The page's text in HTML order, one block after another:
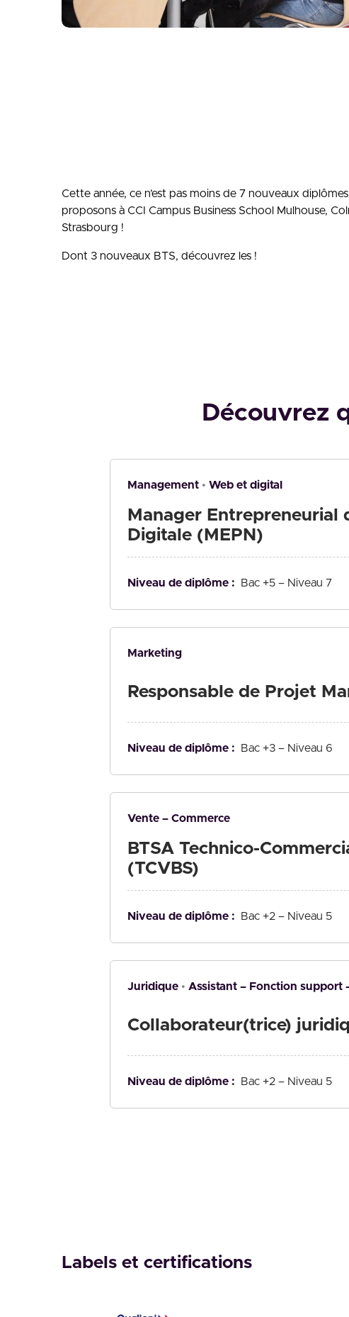
Cette année, ce n’est pas moins de 7 nouveaux
proposons à CCI Campus Business School Mulhouse,
Strasbourg !
Dont 3 nouveaux BTS, découvrez les !
Découvrez
Management Web et digital
Manager Entrepreneurial
Digitale (MEPN)
Niveau de diplôme : Bac +5 – Niveau 7
Marketing
Responsable de Projet
Niveau de diplôme : Bac +3 – Niveau 6
Vente – Commerce
BTSA Technico-
(TCVBS)
Niveau de diplôme : Bac +2 – Niveau 5
Juridique Assistant – Fonction support -
Collaborateur(trice)
Niveau de diplôme : Bac +2 – Niveau 5
Labels et certifications